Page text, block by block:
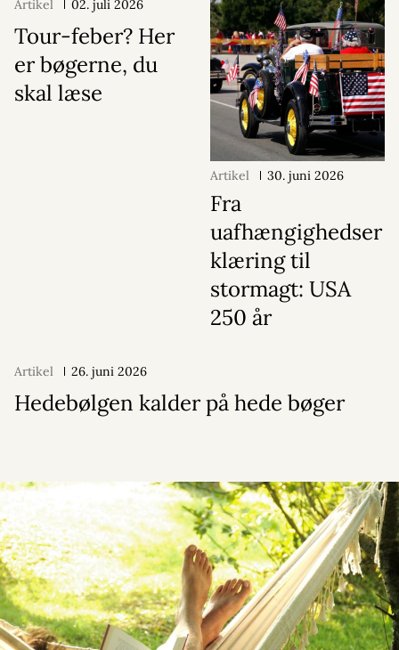
Artikel 02. juli 2026
Tour-feber? Her
er bøgerne, du
skal læse
Artikel 30. juni 2026
Fra
uafhængighedser
klæring til
stormagt: USA
250 år
Artikel 26. juni 2026
Hedebølgen kalder på hede bøger